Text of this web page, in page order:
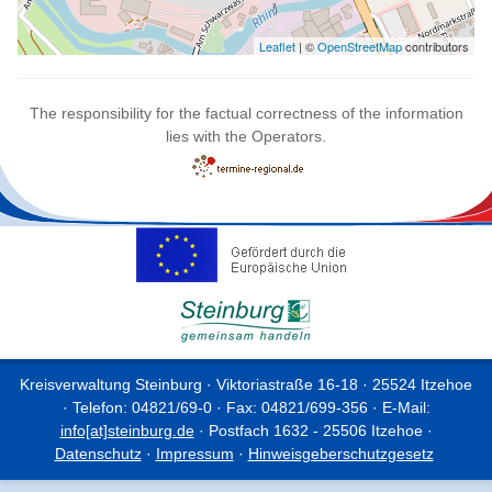
Leaflet | ©OpenStreetMapcontributors
The responsibility for the factual correctness of the information
lies with the Operators.
Kreisverwaltung Steinburg · Viktoriastraße 16-18 · 25524 Itzehoe
· Telefon: 04821/69-0 · Fax: 04821/699-356 · E-Mail:
info[at]steinburg.de· Postfach 1632 - 25506 Itzehoe ·
Datenschutz· Impressum · Hinweisgeberschutzgesetz